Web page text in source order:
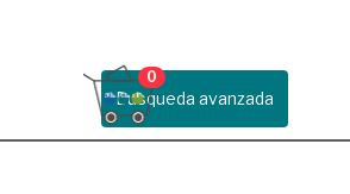
Busqueda avanzada
0